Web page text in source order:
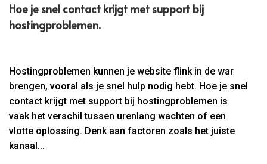
Hoe je snel contact krijgt met support bij
hostingproblemen.​
Hostingproblemen kunnen je website flink in de war
brengen, vooral als je snel hulp nodig hebt. Hoe je snel
contact krijgt met support bij hostingproblemen is
vaak het verschil tussen urenlang wachten of een
vlotte oplossing. Denk aan factoren zoals het juiste
kanaal...